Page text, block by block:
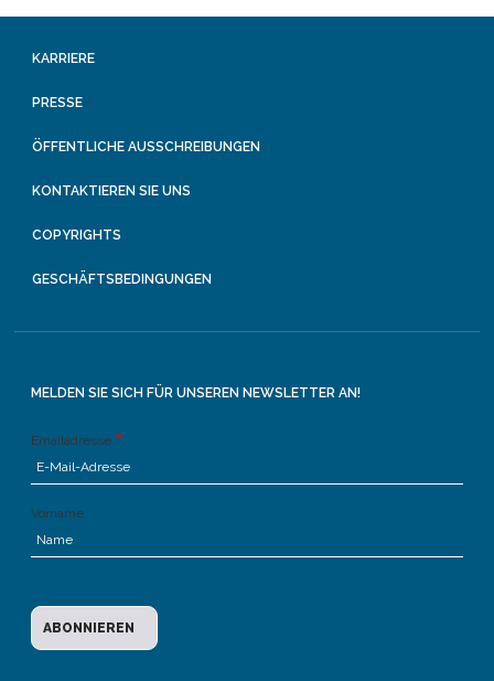
KARRIERE
PRESSE
ÖFFENTLICHE AUSSCHREIBUNGEN
KONTAKTIEREN SIE UNS
COPYRIGHTS
GESCHÄFTSBEDINGUNGEN
MELDEN SIE SICH FÜR UNSEREN NEWSLETTER AN!
Emailadresse
Vorname